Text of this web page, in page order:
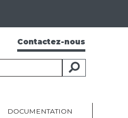
Contactez-nous
DOCUMENTATION